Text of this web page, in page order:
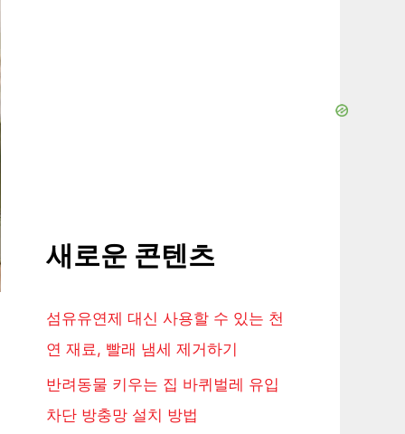
새로운 콘텐츠
섬유유연제 대신 사용할 수 있는 천
연 재료, 빨래 냄세 제거하기
반려동물 키우는 집 바퀴벌레 유입
차단 방충망 설치 방법